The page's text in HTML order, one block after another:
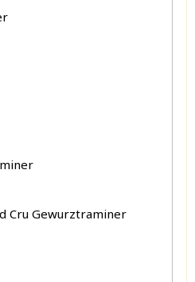
Cru Gewurztraminer